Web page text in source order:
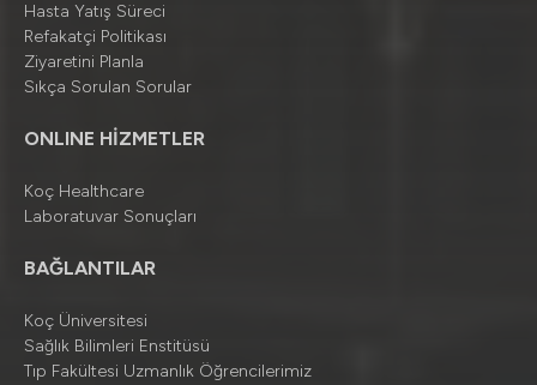
Hasta Yatış Süreci
Refakatçi Politikası
Ziyaretini Planla
Sıkça Sorulan Sorular
ONLINE HİZMETLER
Koç Healthcare
Laboratuvar Sonuçları
BAĞLANTILAR
Koç Üniversitesi
Sağlık Bilimleri Enstitüsü
Tıp Fakültesi Uzmanlık Öğrencilerimiz